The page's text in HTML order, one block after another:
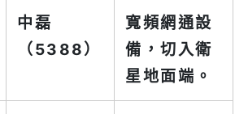
中磊
（5388）
寬頻網通設
備，切入衛
星地面端。